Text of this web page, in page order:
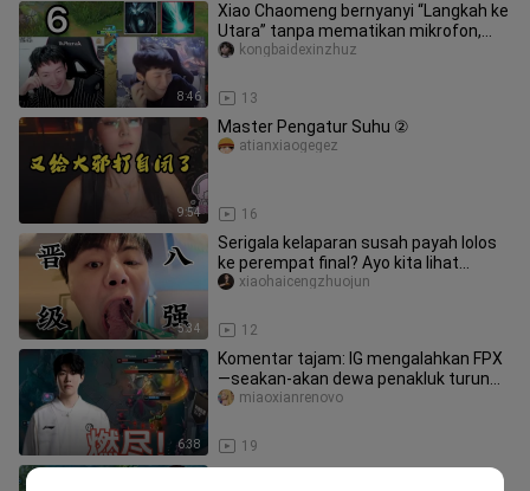
8:46
Xiao Chaomeng bernyanyi “Langkah ke
Utara” tanpa mematikan mikrofon,
empat rekan satu timnya menderi
13
kongbaidexinzhuz
9:54
Master Pengatur Suhu ②
16
atianxiaogegez
5:34
Serigala kelaparan susah payah lolos
ke perempat final? Ayo kita lihat
suasana di lokasi! Sekalian k
12
xiaohaicengzhuojun
6:38
Komentar tajam: IG mengalahkan FPX
—seakan-akan dewa penakluk turun
dari langit! Duo Incheon kembali
19
miaoxianrenovo